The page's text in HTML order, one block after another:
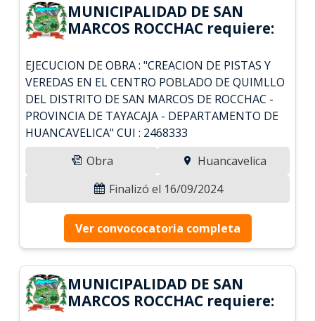
MUNICIPALIDAD DE SAN
MARCOS ROCCHAC requiere:
EJECUCION DE OBRA : "CREACION DE PISTAS Y
VEREDAS EN EL CENTRO POBLADO DE QUIMLLO
DEL DISTRITO DE SAN MARCOS DE ROCCHAC -
PROVINCIA DE TAYACAJA - DEPARTAMENTO DE
HUANCAVELICA" CUI : 2468333
Obra
Huancavelica
Finalizó el 16/09/2024
Ver convococatoria completa
MUNICIPALIDAD DE SAN
MARCOS ROCCHAC requiere: